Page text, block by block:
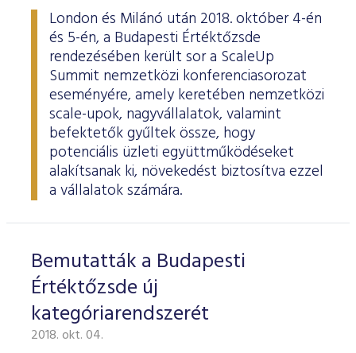
London és Milánó után 2018. október 4-én
és 5-én, a Budapesti Értéktőzsde
rendezésében került sor a ScaleUp
Summit nemzetközi konferenciasorozat
eseményére, amely keretében nemzetközi
scale-upok, nagyvállalatok, valamint
befektetők gyűltek össze, hogy
potenciális üzleti együttműködéseket
alakítsanak ki, növekedést biztosítva ezzel
a vállalatok számára.
Bemutatták a Budapesti
Értéktőzsde új
kategóriarendszerét
2018. okt. 04.